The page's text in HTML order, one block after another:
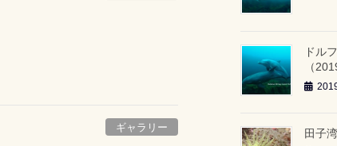
ギャラリー
ドル
（
田子